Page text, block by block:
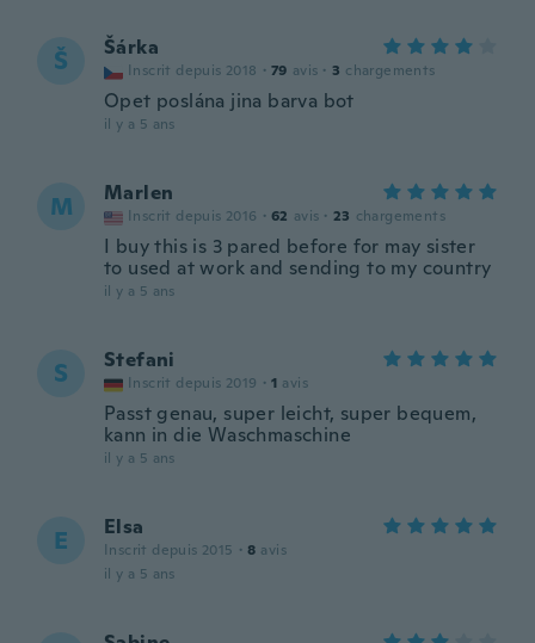
Š Šárka
Inscrit depuis 2018 · 79 avis · 3 chargements
Opet poslána jina barva bot
il y a 5 ans
M Marlen
Inscrit depuis 2016 · 62 avis · 23 chargements
I buy this is 3 pared before for may sister
to used at work and sending to my country
il y a 5 ans
S Stefani
Inscrit depuis 2019 · 1 avis
Passt genau, super leicht, super bequem,
kann in die Waschmaschine
il y a 5 ans
E Elsa
Inscrit depuis 2015 · 8 avis
il y a 5 ans